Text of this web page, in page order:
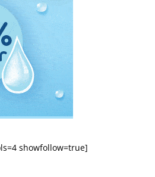
showfollow=true]